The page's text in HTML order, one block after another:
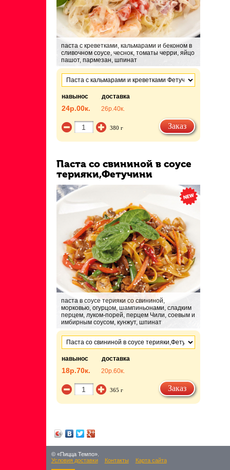
паста с креветками, кальмарами и беконом в
сливочном соусе, чеснок, томаты черри, яйцо
пашот, пармезан, шпинат
навынос доставка
24р.00к. 26р.40к.
380 г Заказ
Паста со свининой в соусе
терияки,Фетучини
паста в соусе терияки со свининой,
морковью, огурцом, шампиньонами, сладким
перцем, луком-порей, перцем Чили, соевым и
имбирным соусом, кунжут, шпинат
навынос доставка
18р.70к. 20р.60к.
365 г Заказ
© «Пицца Темпо».
Условия доставки
Контакты
Карта сайта